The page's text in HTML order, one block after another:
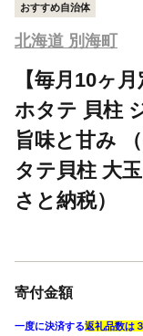
おすすめ自治体
北海道 別海町
【毎月10ヶ
ホタテ 貝柱
旨味と甘み
タテ貝柱 大
さと納税）
寄付金額
一度に決済する返礼品数は